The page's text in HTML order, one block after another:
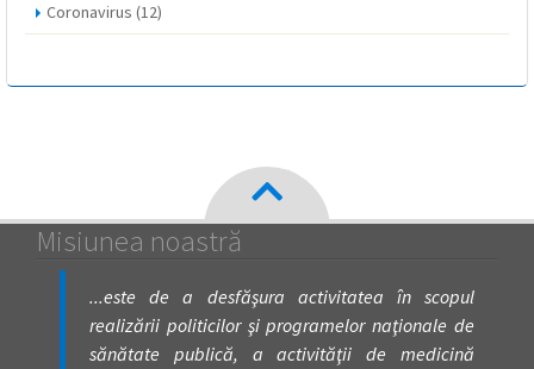
Coronavirus (12)
Misiunea noastră
...este de a desfăşura activitatea în scopul
realizării politicilor şi programelor naţionale de
sănătate publică, a activităţii de medicină